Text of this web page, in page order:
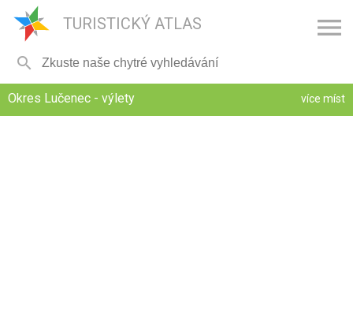
TURISTICKÝ ATLAS 

Okres Lučenec - výlety více míst